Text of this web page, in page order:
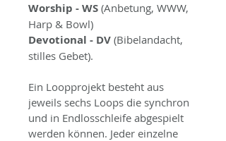
Worship - WS (Anbetung, WWW,
Harp & Bowl)
Devotional - DV (Bibelandacht,
stilles Gebet).
Ein Loopprojekt besteht aus
jeweils sechs Loops die synchron
und in Endlosschleife abgespielt
werden können. Jeder einzelne